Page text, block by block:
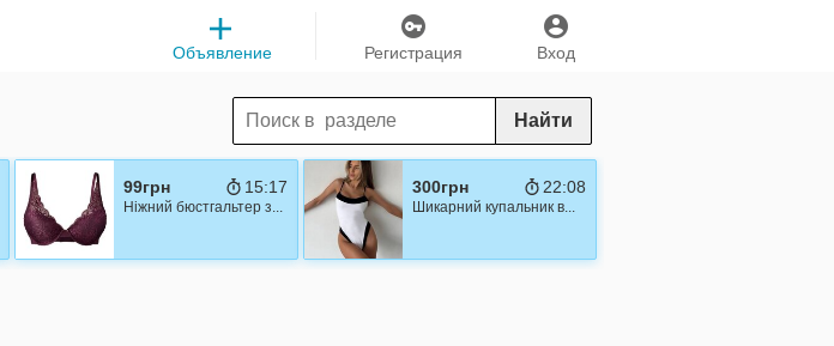
Вход
Регистрация
Объявление
Найти
99грн 15:16
Ніжний бюстгальтер з...
300грн 22:07
Шикарний купальник в...